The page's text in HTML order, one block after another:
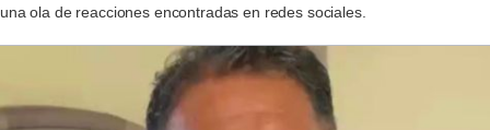
una ola de reacciones encontradas en redes sociales.